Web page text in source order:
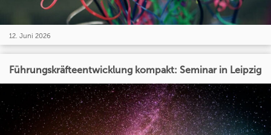
12. Juni 2026
Führungskräfteentwicklung kompakt: Seminar in Leipzig